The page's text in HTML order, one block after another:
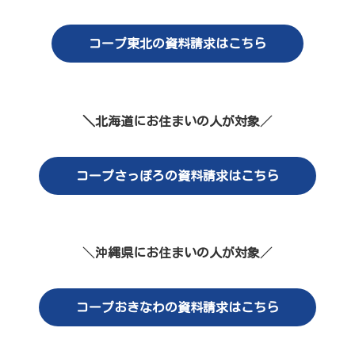
コープ東北の資料請求はこちら
＼北海道にお住まいの人が対象 ／
コープさっぽろの資料請求はこちら
＼沖縄県にお住まいの人が対象／
コープおきなわの資料請求はこちら